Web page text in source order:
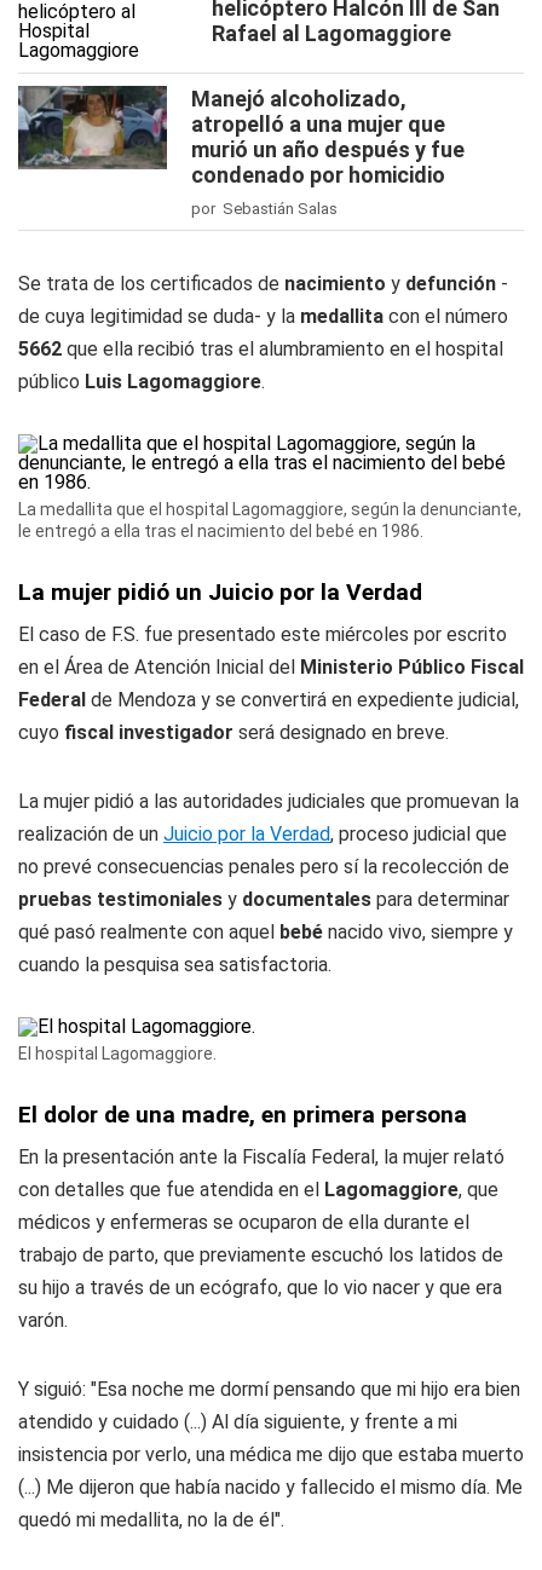
helicóptero Halcón III de San
Rafael al Lagomaggiore
Manejó alcoholizado,
atropelló a una mujer que
murió un año después y fue
condenado por homicidio
por Sebastián Salas
Se trata de los certificados de nacimiento y defunción -
de cuya legitimidad se duda- y la medallita con el número
5662 que ella recibió tras el alumbramiento en el hospital
público Luis Lagomaggiore.
La medallita que el hospital Lagomaggiore, según la denunciante,
le entregó a ella tras el nacimiento del bebé en 1986.
La mujer pidió un Juicio por la Verdad
El caso de F.S. fue presentado este miércoles por escrito
en el Área de Atención Inicial del Ministerio Público Fiscal
Federal de Mendoza y se convertirá en expediente judicial,
cuyo fiscal investigador será designado en breve.
La mujer pidió a las autoridades judiciales que promuevan la
realización de un Juicio por la Verdad, proceso judicial que
no prevé consecuencias penales pero sí la recolección de
pruebas testimoniales y documentales para determinar
qué pasó realmente con aquel bebé nacido vivo, siempre y
cuando la pesquisa sea satisfactoria.
El hospital Lagomaggiore.
El dolor de una madre, en primera persona
En la presentación ante la Fiscalía Federal, la mujer relató
con detalles que fue atendida en el Lagomaggiore, que
médicos y enfermeras se ocuparon de ella durante el
trabajo de parto, que previamente escuchó los latidos de
su hijo a través de un ecógrafo, que lo vio nacer y que era
varón.
Y siguió: "Esa noche me dormí pensando que mi hijo era bien
atendido y cuidado (...) Al día siguiente, y frente a mi
insistencia por verlo, una médica me dijo que estaba muerto
(...) Me dijeron que había nacido y fallecido el mismo día. Me
quedó mi medallita, no la de él".